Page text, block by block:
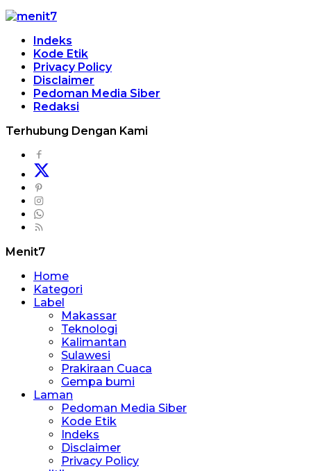
Indeks
Kode Etik
Privacy Policy
Disclaimer
Pedoman Media Siber
Redaksi
Terhubung Dengan Kami
Menit7
Home
Kategori
Label
Makassar
Teknologi
Kalimantan
Sulawesi
Prakiraan Cuaca
Gempa bumi
Laman
Pedoman Media Siber
Kode Etik
Indeks
Disclaimer
Privacy Policy